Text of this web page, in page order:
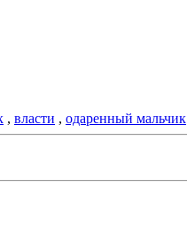
, власти , одаренный мальчик